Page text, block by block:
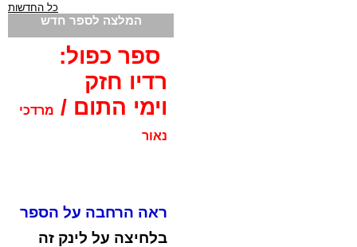
כל החדשות
המלצה לספר חדש
ספר כפול:
רדיו חזק
וימי התום / מרדכי
נאור
ראה הרחבה על הספר
בלחיצה על לינק זה